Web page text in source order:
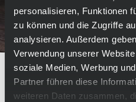
personalisieren, Funktionen
zu können und die Zugriffe
analysieren. Außerdem
Verwendung unserer
soziale Medien, Werbung
Partner führen diese
weiteren Daten zusammen,
✨ DEMNÄCHST IM
doppelt lohnt